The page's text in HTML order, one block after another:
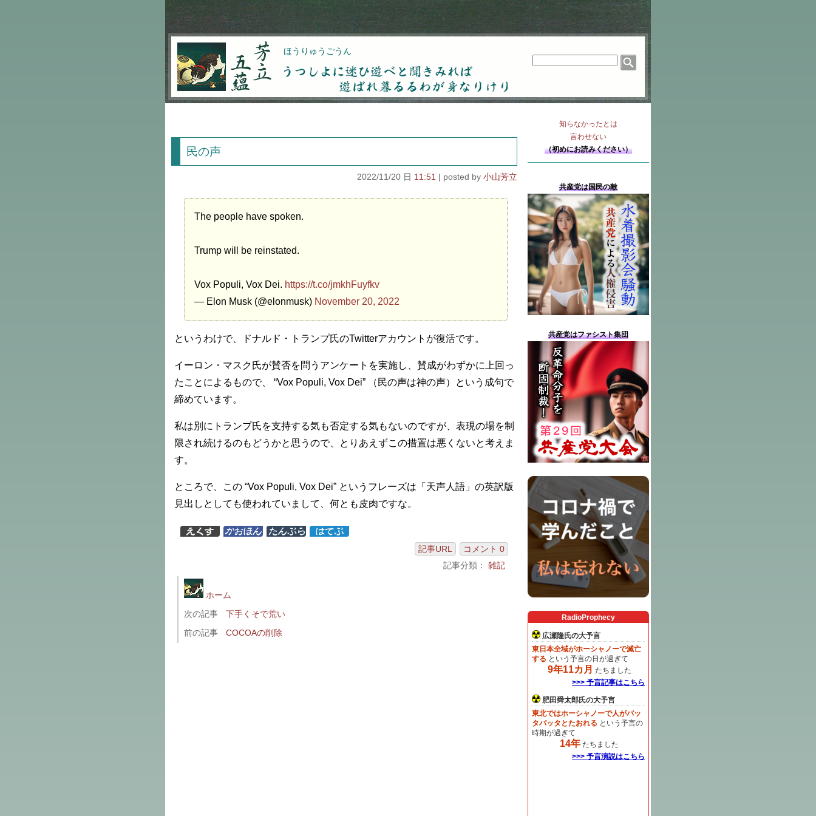
芳立五蘊 ほうりゅうごうん
うつしよに迷ひ遊べと聞きみれば遊ばれ暮るるわが
民の声
2022/11/20 日 11:51 小山芳立
The people have spoken.
Trump will be reinstated.
Vox Populi, Vox Dei. https://t.co/jmkhFuyfkv
— Elon Musk (@elonmusk) November 20, 2022
というわけで、ドナルド・トランプ氏のTwitterアカウントが復活です。
イーロン・マスク氏が賛否を問うアンケートを実施し、賛成がわずかに上回っ
たことによるもので、 “Vox Populi, Vox Dei” （民の声は神の声）という成句で
締めています。
私は別にトランプ氏を支持する気も否定する気もないのですが、表現の場を制
限され続けるのもどうかと思うので、とりあえずこの措置は悪くないと考えま
す。
ところで、この “Vox Populi, Vox Dei” というフレーズは「天声人語」の英訳版
見出しとしても使われていまして、何とも皮肉ですな。
記事URL
コメント 0
記事分類： 雑記
ホーム
次の記事
下手くそで荒い
前の記事
COCOAの削除
知らなかったとは
言わせない
（初めにお読みください）
共産党は国民の敵
共産党はファシスト集団